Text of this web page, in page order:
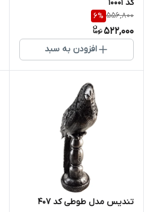
کد 10001
556,800
6%
522,000
افزودن به سبد
تندیس مدل طوطی کد 407